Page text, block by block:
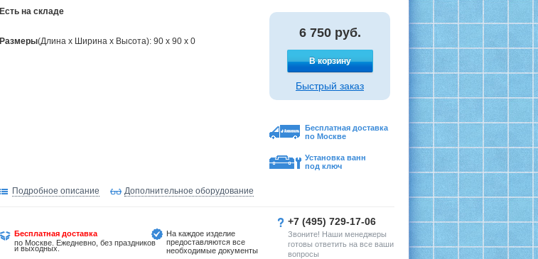
Есть на складе
Размеры(Длина х Ширина х Высота): 90 x 90 x 0
6 750 руб.
В корзину
Быстрый заказ
Бесплатная доставка
по Москве
Установка ванн
под ключ
Подробное описание Дополнительное оборудование
Бесплатная доставка
по Москве. Ежедневно, без праздников
и выходных.
На каждое изделие
предоставляются все
необходимые документы
+7 (495) 729-17-06
Звоните! Наши менеджеры
готовы ответить на все ваши
вопросы